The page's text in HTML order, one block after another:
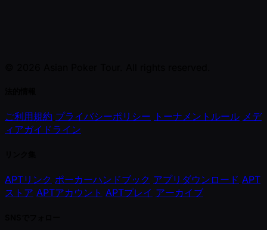
ご利用規約 プライバシーポリシー トーナメントルール メデ
ィアガイドライン
APTリンク ポーカーハンドブック アプリダウンロード APT
ストア APTアカウント APTプレイ アーカイブ